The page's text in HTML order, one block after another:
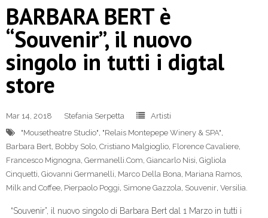
BARBARA BERT è
“Souvenir”, il nuovo
singolo in tutti i digtal
store
Mar 14, 2018 Stefania Serpetta
Artisti
"Mousetheatre Studio" "Relais Montepepe Winery & SPA"
Barbara Bert Bobby Solo Cristiano Malgioglio Florence Cavaliere
Francesco Mignogna Germanelli.Com Giancarlo Nisi Gigliola
Cinquetti Giovanni Germanelli Marco Della Bona Mariana Ramos
Milk and Coffee Pierpaolo Poggi Simone Gazzola Souvenir Versilia.
“Souvenir”, il nuovo singolo di Barbara Bert dal 1 Marzo in tutti i